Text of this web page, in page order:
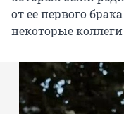
от ее первого
некоторые коллеги